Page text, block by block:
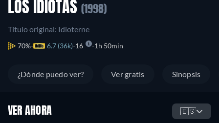
LOS IDIOTAS (1998)
Título original: Idioterne
70% 6.7 (36k) 16 1h 50min
¿Dónde puedo ver? Ver gratis Sinopsis
VER AHORA 🇪🇸